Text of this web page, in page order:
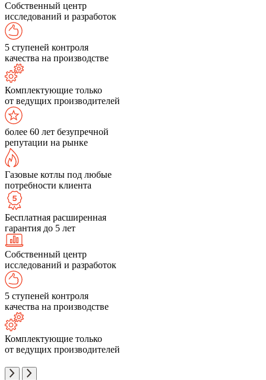
Собственный центр
исследований и разработок
5 ступеней контроля
качества на производстве
Комплектующие только
от ведущих производителей
более 60 лет безупречной
репутации на рынке
Газовые котлы под любые
потребности клиента
Бесплатная расширенная
гарантия до 5 лет
Собственный центр
исследований и разработок
5 ступеней контроля
качества на производстве
Комплектующие только
от ведущих производителей